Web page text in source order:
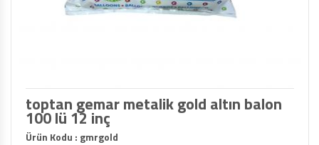
toptan gemar metalik gold altın balon
100 lü 12 inç
Ürün Kodu : gmrgold